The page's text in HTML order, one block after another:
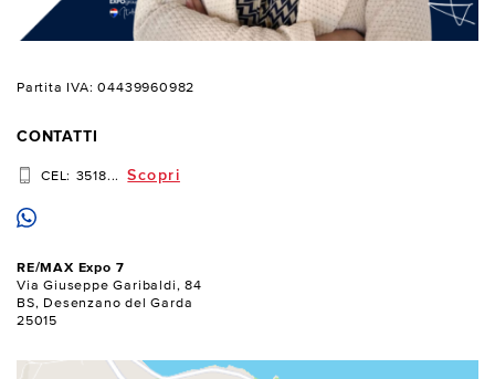
Partita IVA: 04439960982
CONTATTI
CEL: 3518... Scopri
RE/MAX Expo 7
Via Giuseppe Garibaldi, 84
BS, Desenzano del Garda
25015